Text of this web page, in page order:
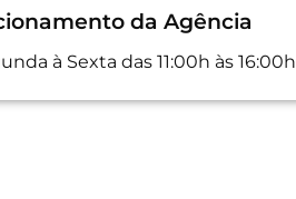
da Agência
à Sexta das 11:00h às 16:00h